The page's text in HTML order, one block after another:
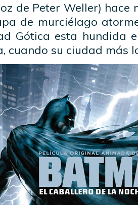
de Peter Weller) hace
de murciélago
Gótica esta hundida
cuando su ciudad más